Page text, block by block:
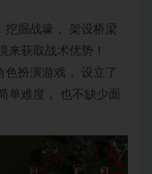
挖掘战壕， 架设桥梁
来获取战术优势！
色扮演游戏， 设立了
单难度， 也不缺少面